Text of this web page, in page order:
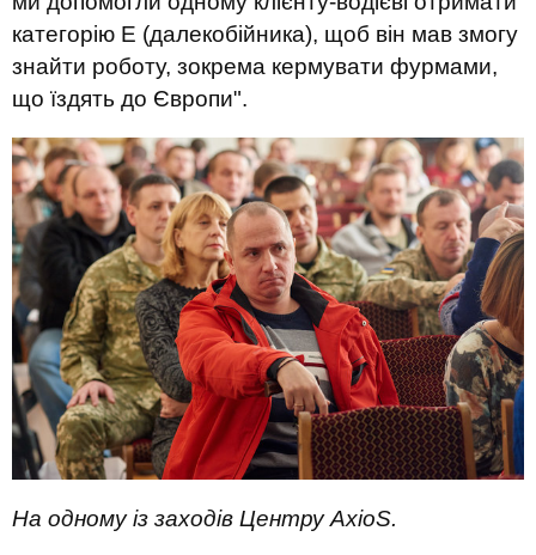
категорію Е (далекобійника), щоб він мав змогу
знайти роботу, зокрема кермувати фурмами,
що їздять до Європи".
На одному із заходів Центру AxioS.